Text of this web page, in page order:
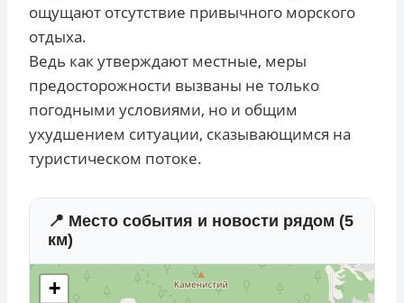
ощущают отсутствие привычного морского
отдыха.
Ведь как утверждают местные, меры
предосторожности вызваны не только
погодными условиями, но и общим
ухудшением ситуации, сказывающимся на
туристическом потоке.
📍 Место события и новости рядом (5
км)
+